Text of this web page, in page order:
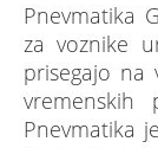
Pnevmatika
za voznike
prisegajo na
Pnevmatika